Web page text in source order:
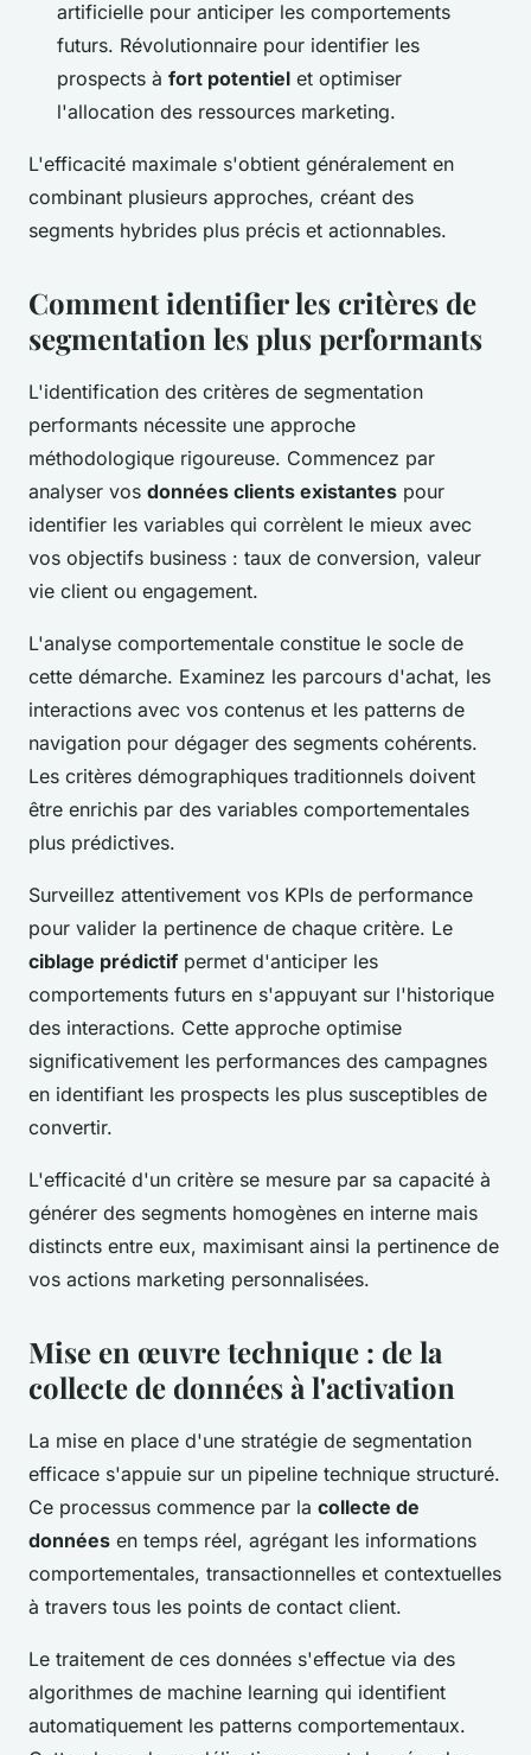
artificielle pour anticiper les comportements
futurs. Révolutionnaire pour identifier les
prospects à fort potentiel et optimiser
l'allocation des ressources marketing.
L'efficacité maximale s'obtient généralement en
combinant plusieurs approches, créant des
segments hybrides plus précis et actionnables.
Comment identifier les critères de
segmentation les plus performants
L'identification des critères de segmentation
performants nécessite une approche
méthodologique rigoureuse. Commencez par
analyser vos données clients existantes pour
identifier les variables qui corrèlent le mieux avec
vos objectifs business : taux de conversion, valeur
vie client ou engagement.
L'analyse comportementale constitue le socle de
cette démarche. Examinez les parcours d'achat, les
interactions avec vos contenus et les patterns de
navigation pour dégager des segments cohérents.
Les critères démographiques traditionnels doivent
être enrichis par des variables comportementales
plus prédictives.
Surveillez attentivement vos KPIs de performance
pour valider la pertinence de chaque critère. Le
ciblage prédictif permet d'anticiper les
comportements futurs en s'appuyant sur l'historique
des interactions. Cette approche optimise
significativement les performances des campagnes
en identifiant les prospects les plus susceptibles de
convertir.
L'efficacité d'un critère se mesure par sa capacité à
générer des segments homogènes en interne mais
distincts entre eux, maximisant ainsi la pertinence de
vos actions marketing personnalisées.
Mise en œuvre technique : de la
collecte de données à l'activation
La mise en place d'une stratégie de segmentation
efficace s'appuie sur un pipeline technique structuré.
Ce processus commence par la collecte de
données en temps réel, agrégant les informations
comportementales, transactionnelles et contextuelles
à travers tous les points de contact client.
Le traitement de ces données s'effectue via des
algorithmes de machine learning qui identifient
automatiquement les patterns comportementaux.